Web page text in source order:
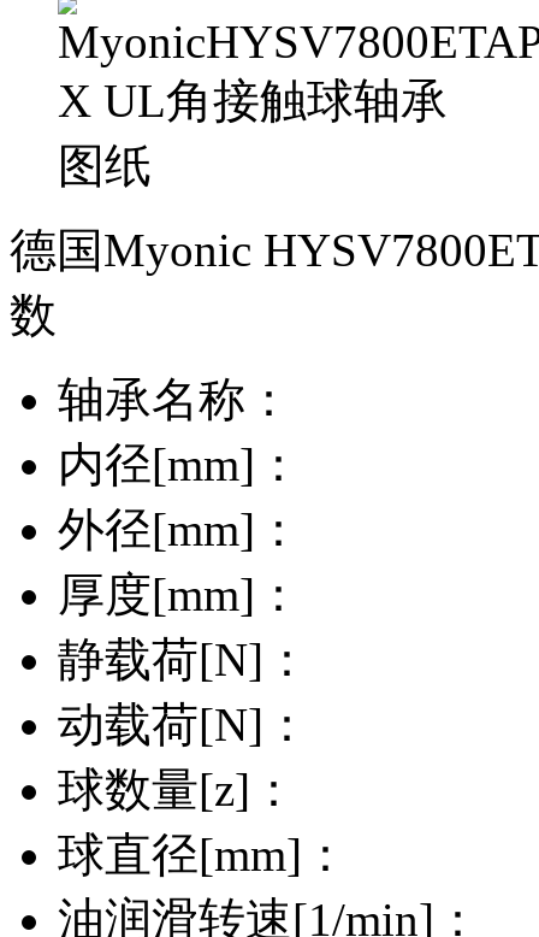
德国Myonic
数
轴承名称：
内径[mm]：
外径[mm]：
厚度[mm]：
静载荷[N]：
动载荷[N]：
球数量[z]：
球直径[mm]：
油润滑转速[1/min]：